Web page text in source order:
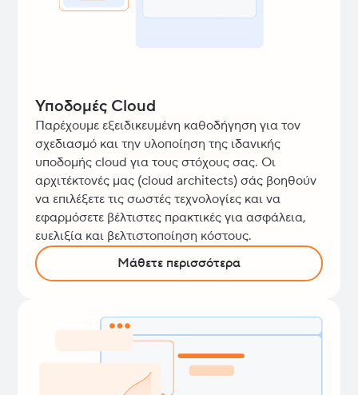
Υποδομές Cloud
Παρέχουμε εξειδικευμένη καθοδήγηση για τον
σχεδιασμό και την υλοποίηση της ιδανικής
υποδομής cloud για τους στόχους σας. Οι
αρχιτέκτονές μας (cloud architects) σάς βοηθούν
να επιλέξετε τις σωστές τεχνολογίες και να
εφαρμόσετε βέλτιστες πρακτικές για ασφάλεια,
ευελιξία και βελτιστοποίηση κόστους.
Μάθετε περισσότερα